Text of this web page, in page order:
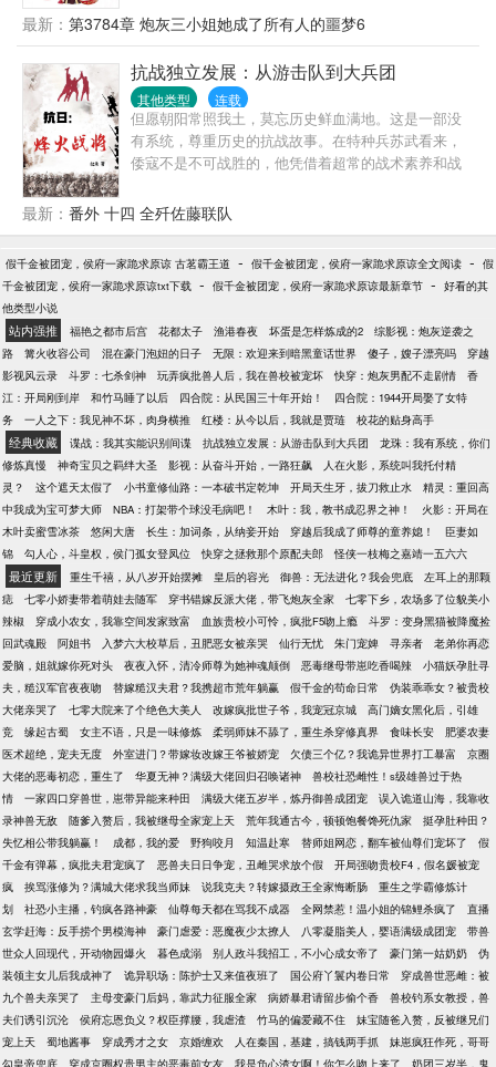
情，小声口嗨：死丫头，吃这么好，让我也来演两集
跟主系统打了一架，成功为简妤争取到了重生副本。
于是，简妤发现女主变了，剧情也偏了。她开始被人
偷窥，频繁收到阴暗疯批们的情书，衣裙，首饰，甚
至是代表贵族最高层的紫色胸针。那些本该对女主痴
迷不悟的男主们，眼睛死死黏在了她身上。而女主，
大，别浪了！位面又要被你搞崩了！”云浅：“慌什么，
本上神自有分寸。”说着，将天道拎出来揍了一
顿……“那个是男主！不能杀！”“慌什么，本上神自有
分寸。”话音未落，男主已经凉凉了……
最新： 第3784章 炮灰三小姐她成了所有人的噩梦6
抗战独立发展：从游击队到大兵团
其他类型 连载
但愿朝阳常照我土，莫忘历史鲜血满地。这是一部没
有系统，尊重历史的抗战故事。在特种兵苏武看来，
倭寇不是不可战胜的，他凭借着超常的战术素养和战
战场犹如一把利剑直刺倭寇心脏，为四万万民众冲散
头顶的乌云！
最新： 番外 十四 全歼佐藤联队
假千金被团宠，侯府一家跪求原谅 古茗霸王道 - 假千金被团宠，侯府一家跪求原谅全文阅读 - 假
千金被团宠，侯府一家跪求原谅txt下载 - 假千金被团宠，侯府一家跪求原谅最新章节 - 好看的其
他类型小说
站内强推 福艳之都市后宫 花都太子 渔港春夜 坏蛋是怎样炼成的2
综影视：炮灰逆袭之
路
篝火收容公司 混在豪门泡妞的日子 无限：欢迎来到暗黑童话世界 傻子，嫂子漂亮吗
穿越
影视风云录
斗罗：七杀剑神 玩弄疯批兽人后，我在兽校被宠坏 快穿：炮灰男配不走剧情
香
江：开局刚到岸
和竹马睡了以后 四合院：从民国三十年开始！
四合院：1944开局娶了女特
务
一人之下：我见神不坏，肉身横推 红楼：从今以后，我就是贾琏 校花的贴身高手
经典收藏 谍战：我其实能识别间谍 抗战独立发展：从游击队到大兵团
龙珠：我有系统，你们
修炼真慢
神奇宝贝之羁绊大圣 影视：从奋斗开始，一路狂飙
人在火影，系统叫我托付精
灵？
这个遮天太假了 小书童修仙路：一本破书定乾坤 开局天生牙，拔刀救止水
精灵：重回高
中我成为宝可梦大师
NBA：打架带个球没毛病吧！ 木叶：我，教书成忍界之神！
火影：开局在
木叶卖蜜雪冰茶
悠闲大唐 长生：加词条，从纳妾开始 穿越后我成了师尊的童养媳！
臣妻如
锦
勾人心，斗皇权，侯门孤女登凤位 快穿之拯救那个原配夫郎 怪侠一枝梅之嘉靖一五六六
最近更新 重生千禧，从八岁开始摆摊 皇后的容光 御兽：无法进化？我会兜底
左耳上的那颗
痣
七零小娇妻带着萌娃去随军 穿书错嫁反派大佬，带飞炮灰全家
七零下乡，农场多了位貌美小
辣椒
穿成小农女，我靠空间发家致富 血族贵校小可怜，疯批F5吻上瘾
斗罗：变身黑猫被降魔捡
回武魂殿
阿姐书 入梦六大校草后，丑肥恶女被亲哭 仙行无忧 朱门宠婢 寻亲者
老弟你再恋
爱脑，姐就嫁你死对头
夜夜入怀，清冷师尊为她神魂颠倒 恶毒继母带崽吃香喝辣
小猫妖孕肚寻
夫，糙汉军官夜夜吻
替嫁糙汉夫君？我携超市荒年躺赢 假千金的苟命日常
伪装乖乖女？被贵校
大佬亲哭了
七零大院来了个绝色大美人 改嫁疯批世子爷，我宠冠京城
高门嫡女黑化后，引雄
竞
缘起古蜀 女主不语，只是一味修炼 柔弱师妹不舔了，重生杀穿修真界 食味长安
肥婆农妻
医术超绝，宠夫无度
外室进门？带嫁妆改嫁王爷被娇宠 欠债三个亿？我诡异世界打工暴富
京圈
大佬的恶毒初恋，重生了
华夏无神？满级大佬回归召唤诸神
兽校社恐雌性！s级雄兽过于热
情
一家四口穿兽世，崽带异能来种田 满级大佬五岁半，炼丹御兽成团宠
误入诡道山海，我靠收
录神兽无敌
随爹入赘后，我被继母全家宠上天 荒年我通古今，顿顿饱餐馋死仇家
挺孕肚种田？
失忆相公带我躺赢！
成都，我的爱 野狗咬月 知温赴寒 替师姐网恋，翻车被仙尊们宠坏了
假
千金有弹幕，疯批夫君宠疯了
恶兽夫日日争宠，丑雌哭求放个假
开局强吻贵校F4，假名媛被宠
疯
挨骂涨修为？满城大佬求我当师妹 说我克夫？转嫁摄政王全家悔断肠
重生之学霸修炼计
划
社恐小主播，钓疯各路神豪 仙尊每天都在骂我不成器 全网禁惹！温小姐的锦鲤杀疯了
直播
玄学赶海：反手捞个男模海神
豪门虐爱：恶魔夜少太撩人 八零凝脂美人，婴语满级成团宠
带兽
世众人回现代，开动物园爆火
暮色成溺 别人政斗我招工，不小心成女帝了 豪门第一姑奶奶
伪
装领主女儿后我成神了
诡异职场：陈护士又来值夜班了 国公府丫鬟内卷日常
穿成兽世恶雌：被
九个兽夫亲哭了
主母变豪门后妈，靠武力征服全家 病娇暴君请留步偷个香
兽校钓系女教授，兽
夫们诱引沉沦
侯府忘恩负义？权臣撑腰，我虐渣 竹马的偏爱藏不住
妹宝随爸入赘，反被继兄们
宠上天
蜀地酱事 穿成秀才之女 京婚缠欢 人在秦国，基建，搞钱两手抓
妹崽疯狂作死，哥哥
勾皇帝兜底
穿成京圈权贵男主的恶毒前女友 我是负心渣女啊！你怎么吻上来了 奶团三岁半，鬼